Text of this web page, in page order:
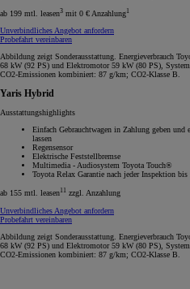
ab 199 mtl. leasen3 mit 0 € Anzahlung1
Unverbindliches Angebot anfordern
Probefahrt vereinbaren
Abbildung zeigt Sonderausstattung. Energieverbrauch
68 kW (92 PS) und Elektromotor 59 kW (80 PS),
CO2-Emissionen kombiniert: 87 g/km; CO2-Klasse B.
Yaris Hybrid
Ausstattungshighlights
Einfach Gebrauchtwagen in Zahlung geben
lassen
Regensensor
Elektrische Feststellbremse
Multimedia - Audiosystem Toyota Touch®
Toyota Relax Garantie nach jeder Inspektion
ab 155 mtl. leasen11 zzgl. Anzahlung
Unverbindliches Angebot anfordern
Probefahrt vereinbaren
Abbildung zeigt Sonderausstattung. Energieverbrauch
68 kW (92 PS) und Elektromotor 59 kW (80 PS),
CO2-Emissionen kombiniert: 87 g/km; CO2-Klasse B.